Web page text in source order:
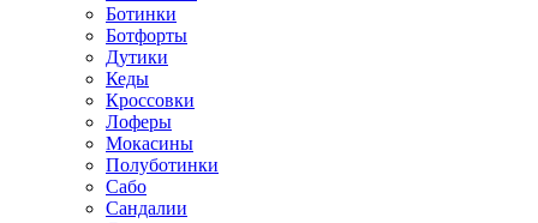
Ботинки
Ботфорты
Дутики
Кеды
Кроссовки
Лоферы
Мокасины
Полуботинки
Сабо
Сандалии